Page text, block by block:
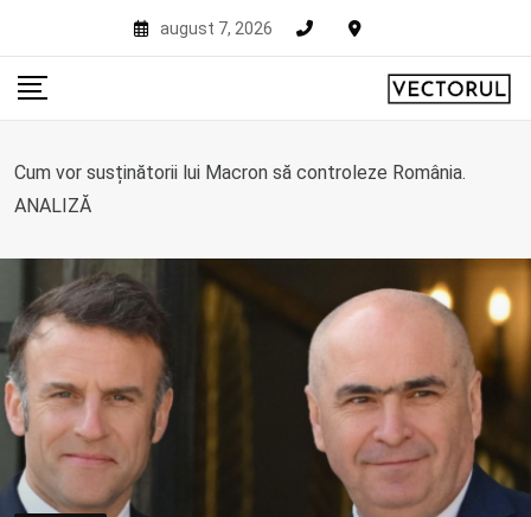
content
august 7, 2026
Cum vor susținătorii lui Macron să controleze România.
ANALIZĂ